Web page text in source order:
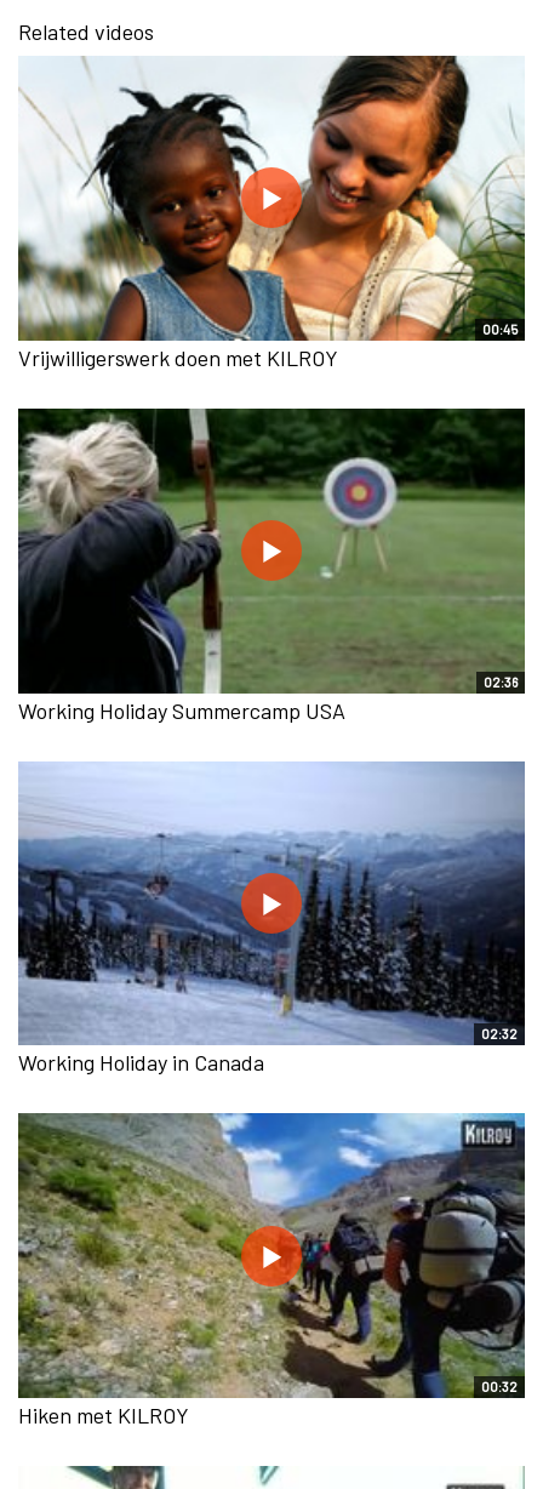
Related videos
00:45
Vrijwilligerswerk doen met KILROY
02:36
Working Holiday Summercamp USA
02:32
Working Holiday in Canada
00:32
Hiken met KILROY